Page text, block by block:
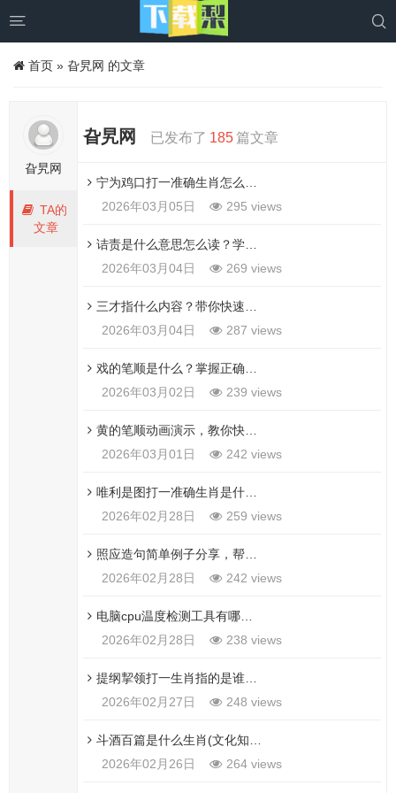
 
首页 » 旮旯网 的文章
旮旯网
TA的
文章
旮旯网 已发布了 185篇文章
宁为鸡口打一准确生肖怎么猜？教你快速找准对应的属相！
2026年03月05日
295 views
诘责是什么意思怎么读？学会这个词的正确用法。
2026年03月04日
269 views
三才指什么内容？带你快速揭开三才思想的奥秘
2026年03月04日
287 views
戏的笔顺是什么？掌握正确的笔画顺序其实很简单！
2026年03月02日
239 views
黄的笔顺动画演示，教你快速掌握黄字的规范写法！
2026年03月01日
242 views
唯利是图打一准确生肖是什么？快来看看你猜对了吗！
2026年02月28日
259 views
照应造句简单例子分享，帮孩子快速理解这个词语！
2026年02月28日
242 views
电脑cpu温度检测工具有哪些？老机友都在用这几款软件！
2026年02月28日
238 views
提纲挈领打一生肖指的是谁？解析谜底背后的生肖文化！
2026年02月27日
248 views
斗酒百篇是什么生肖(文化知识里蕴含的生肖趣闻)
2026年02月26日
264 views